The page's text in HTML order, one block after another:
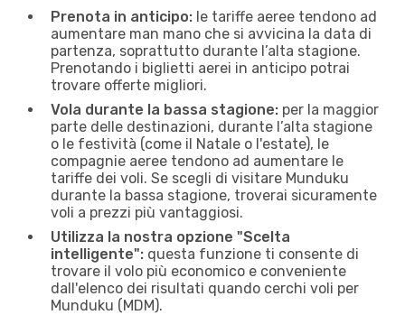
Prenota in anticipo: le tariffe aeree tendono ad
aumentare man mano che si avvicina la data di
partenza, soprattutto durante l’alta stagione.
Prenotando i biglietti aerei in anticipo potrai
trovare offerte migliori.
Vola durante la bassa stagione: per la maggior
parte delle destinazioni, durante l’alta stagione
o le festività (come il Natale o l'estate), le
compagnie aeree tendono ad aumentare le
tariffe dei voli. Se scegli di visitare Munduku
durante la bassa stagione, troverai sicuramente
voli a prezzi più vantaggiosi.
Utilizza la nostra opzione "Scelta
intelligente": questa funzione ti consente di
trovare il volo più economico e conveniente
dall'elenco dei risultati quando cerchi voli per
Munduku (MDM).